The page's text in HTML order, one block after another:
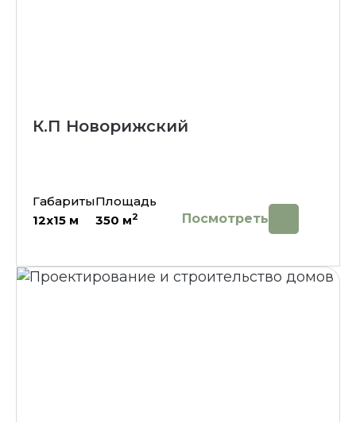
К.П Новорижский
Габариты
12х15 м
Площадь
350 м2 Посмотреть